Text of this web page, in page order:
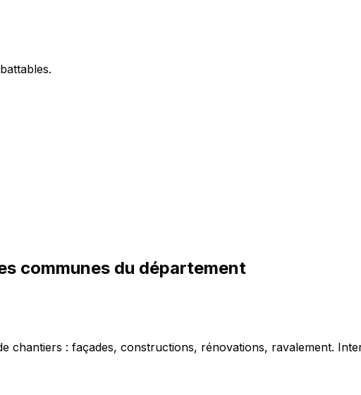
communes du département
chantiers : façades, constructions, rénovations, ravalement.